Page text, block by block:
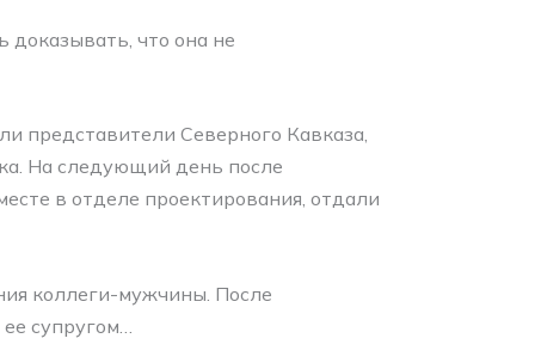
доказывать, что она не
представители Северного Кавказа,
На следующий день после
в отделе проектирования, отдали
коллеги-мужчины. После
супругом…